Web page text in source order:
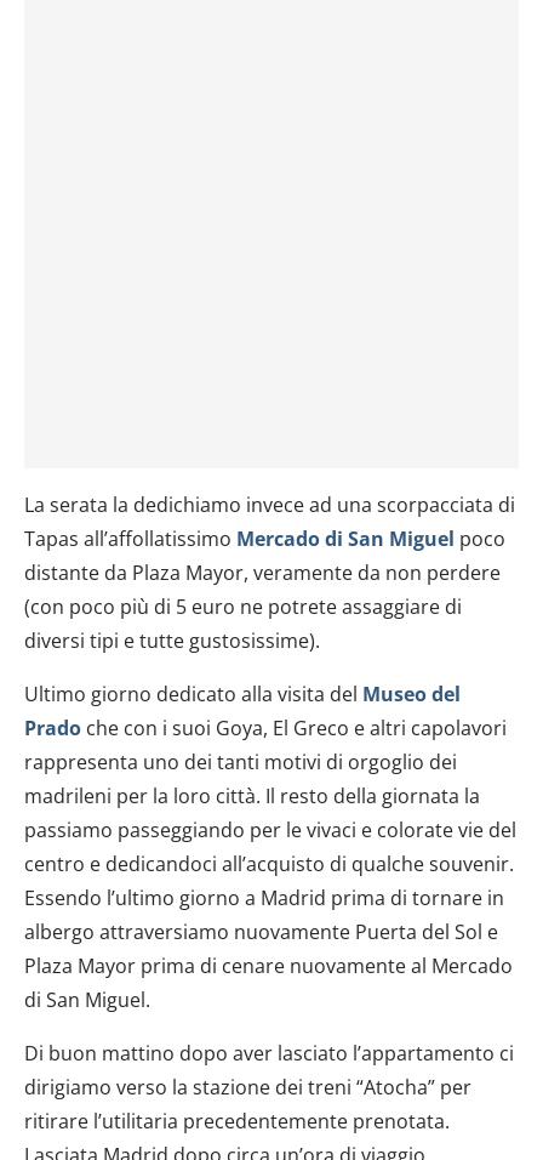
La serata la dedichiamo invece ad una scorpacciata di
Tapas all’affollatissimo Mercado di San Miguel poco
distante da Plaza Mayor, veramente da non perdere
(con poco più di 5 euro ne potrete assaggiare di
diversi tipi e tutte gustosissime).
Ultimo giorno dedicato alla visita del Museo del
Prado che con i suoi Goya, El Greco e altri capolavori
rappresenta uno dei tanti motivi di orgoglio dei
madrileni per la loro città. Il resto della giornata la
passiamo passeggiando per le vivaci e colorate vie del
centro e dedicandoci all’acquisto di qualche souvenir.
Essendo l’ultimo giorno a Madrid prima di tornare in
albergo attraversiamo nuovamente Puerta del Sol e
Plaza Mayor prima di cenare nuovamente al Mercado
di San Miguel.
Di buon mattino dopo aver lasciato l’appartamento ci
dirigiamo verso la stazione dei treni “Atocha” per
ritirare l’utilitaria precedentemente prenotata.